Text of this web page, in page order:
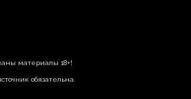
материалы 18+!
обязательна.